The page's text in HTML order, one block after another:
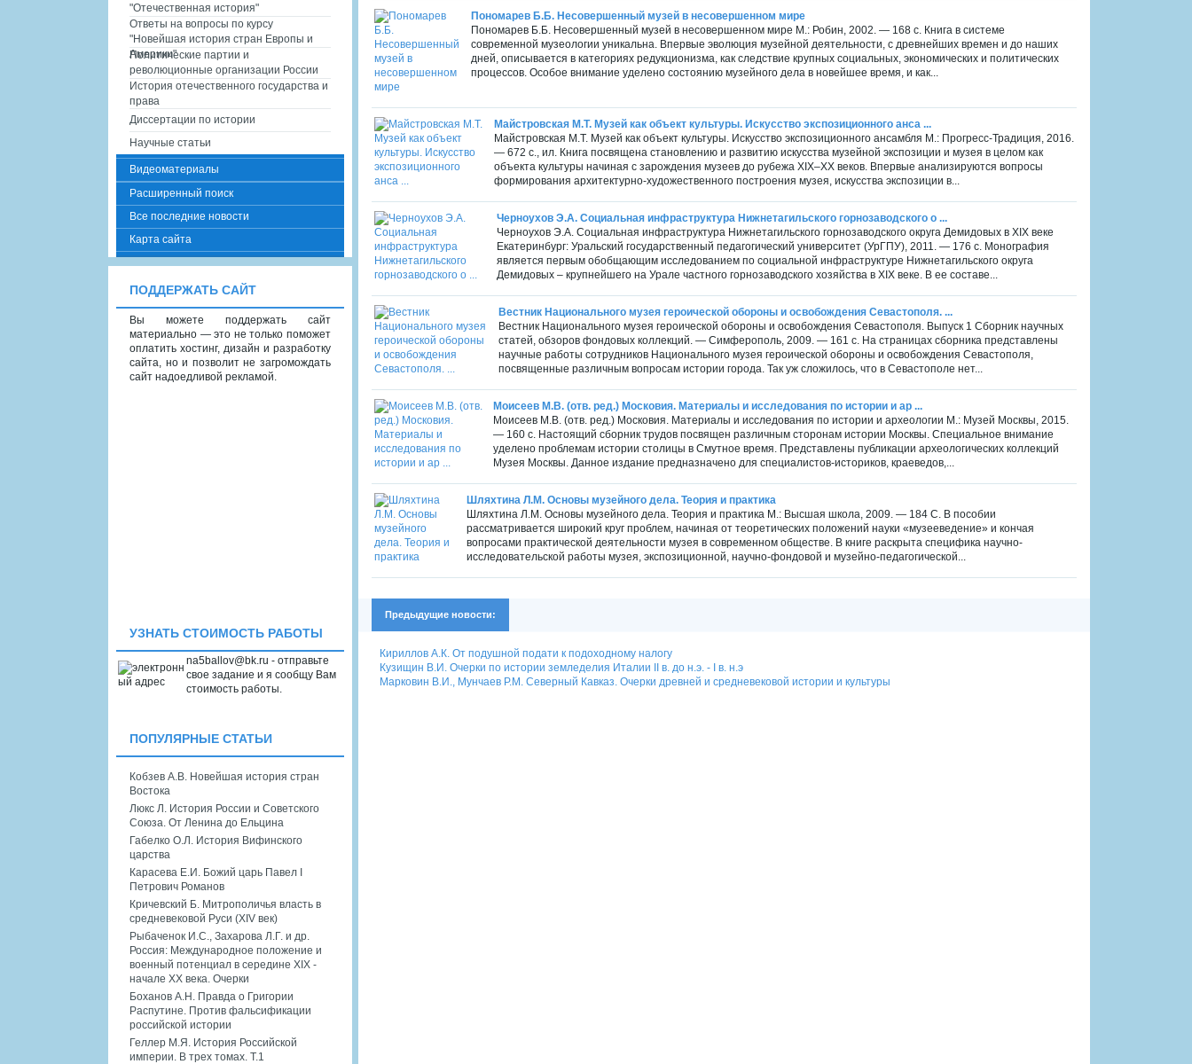
Пономарев Б.Б. Несовершенный музей в несовершенном мире
Пономарев Б.Б. Несовершенный музей в несовершенном мире М.: Робин, 2002. — 168 с. Книга в системе
современной музеологии уникальна. Впервые эволюция музейной деятельности, с древнейших времен и до наших
дней, описывается в категориях редукционизма, как следствие крупных социальных, экономических и политических
процессов. Особое внимание уделено состоянию музейного дела в новейшее время, и как...
Майстровская М.Т. Музей как объект культуры. Искусство экспозиционного анса ...
Майстровская М.Т. Музей как объект культуры. Искусство экспозиционного ансамбля М.: Прогресс-Традиция, 2016.
— 672 с., ил. Книга посвящена становлению и развитию искусства музейной экспозиции и музея в целом как
объекта культуры начиная с зарождения музеев до рубежа ХIХ–ХХ веков. Впервые анализируются вопросы
формирования архитектурно-художественного построения музея, искусства экспозиции в...
Черноухов Э.А. Социальная инфраструктура Нижнетагильского горнозаводского о ...
Черноухов Э.А. Социальная инфраструктура Нижнетагильского горнозаводского округа Демидовых в XIX веке
Екатеринбург: Уральский государственный педагогический университет (УрГПУ), 2011. — 176 с. Монография
является первым обобщающим исследованием по социальной инфраструктуре Нижнетагильского округа
Демидовых – крупнейшего на Урале частного горнозаводского хозяйства в XIX веке. В ее составе...
Вестник Национального музея героической обороны и освобождения Севастополя. ...
Вестник Национального музея героической обороны и освобождения Севастополя. Выпуск 1 Сборник научных
статей, обзоров фондовых коллекций. — Симферополь, 2009. — 161 с. На страницах сборника представлены
научные работы сотрудников Национального музея героической обороны и освобождения Севастополя,
посвященные различным вопросам истории города. Так уж сложилось, что в Севастополе нет...
Моисеев М.В. (отв. ред.) Московия. Материалы и исследования по истории и ар ...
Моисеев М.В. (отв. ред.) Московия. Материалы и исследования по истории и археологии М.: Музей Москвы, 2015.
— 160 с. Настоящий сборник трудов посвящен различным сторонам истории Москвы. Специальное внимание
уделено проблемам истории столицы в Смутное время. Представлены публикации археологических коллекций
Музея Москвы. Данное издание предназначено для специалистов-историков, краеведов,...
Шляхтина Л.М. Основы музейного дела. Теория и практика
Шляхтина Л.М. Основы музейного дела. Теория и практика М.: Высшая школа, 2009. — 184 С. В пособии
рассматривается широкий круг проблем, начиная от теоретических положений науки «музееведение» и кончая
вопросами практической деятельности музея в современном обществе. В книге раскрыта специфика научно-
исследовательской работы музея, экспозиционной, научно-фондовой и музейно-педагогической...
Предыдущие новости:
Кириллов А.К. От подушной подати к подоходному налогу
Кузищин В.И. Очерки по истории земледелия Италии II в. до н.э. - I в. н.э
Марковин В.И., Мунчаев Р.М. Северный Кавказ. Очерки древней и средневековой истории и культуры
"Отечественная история"
Ответы на вопросы по курсу
"Новейшая история стран Европы и
Америки"
Политические партии и
революционные организации России
История отечественного государства и
права
Диссертации по истории
Научные статьи
Видеоматериалы
Расширенный поиск
Все последние новости
Карта сайта
ПОДДЕРЖАТЬ САЙТ
Вы можете поддержать сайт
материально — это не только поможет
оплатить хостинг, дизайн и разработку
сайта, но и позволит не загромождать
сайт надоедливой рекламой.
УЗНАТЬ СТОИМОСТЬ РАБОТЫ
na5ballov@bk.ru - отправьте
свое задание и я сообщу Вам
стоимость работы.
ПОПУЛЯРНЫЕ СТАТЬИ
Кобзев А.В. Новейшая история стран
Востока
Люкс Л. История России и Советского
Союза. От Ленина до Ельцина
Габелко О.Л. История Вифинского
царства
Карасева Е.И. Божий царь Павел I
Петрович Романов
Кричевский Б. Митрополичья власть в
средневековой Руси (XIV век)
Рыбаченок И.С., Захарова Л.Г. и др.
Россия: Международное положение и
военный потенциал в середине XIX -
начале XX века. Очерки
Боханов А.Н. Правда о Григории
Распутине. Против фальсификации
российской истории
Геллер М.Я. История Российской
империи. В трех томах. Т.1